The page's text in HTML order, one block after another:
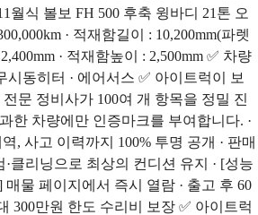
월식 볼보 FH 500 후축 윙바디 21톤 오
· 적재함길이 : 10,200mm(파렛
· 적재함높이 : 2,500mm ✅ 차량
시동히터 · 에어서스 ✅ 아이트럭이 보
문 정비사가 100여 개 항목을 정밀 진
한 차량에만 인증마크를 부여합니다. ·
, 사고 이력까지 100% 투명 공개 · 판매
클리닝으로 최상의 컨디션 유지 · [성능
물 페이지에서 즉시 열람 · 출고 후 60
300만원 한도 수리비 보장 ✅ 아이트럭